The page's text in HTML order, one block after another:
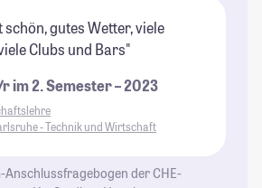
gutes Wetter, viele
Clubs und Bars"
im 2. Semester – 2023
- Technik und Wirtschaft
Anschlussfragebogen der CHE-